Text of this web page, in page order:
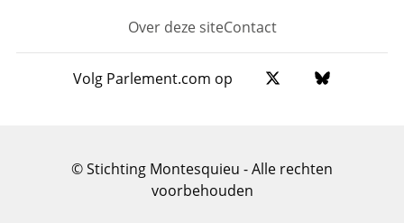
Footer
Over deze siteContact
Volg Parlement.com op
© Stichting Montesquieu - Alle rechten
voorbehouden